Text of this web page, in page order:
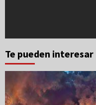
Te pueden interesar